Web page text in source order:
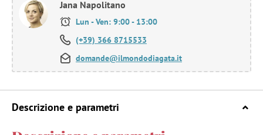
Jana Napolitano
Lun - Ven: 9:00 - 13:00
(+39) 366 8715533
domande@ilmondodiagata.it
Descrizione e parametri